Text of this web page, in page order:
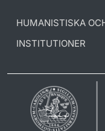
HUMANISTISKA
INSTITUTIONER